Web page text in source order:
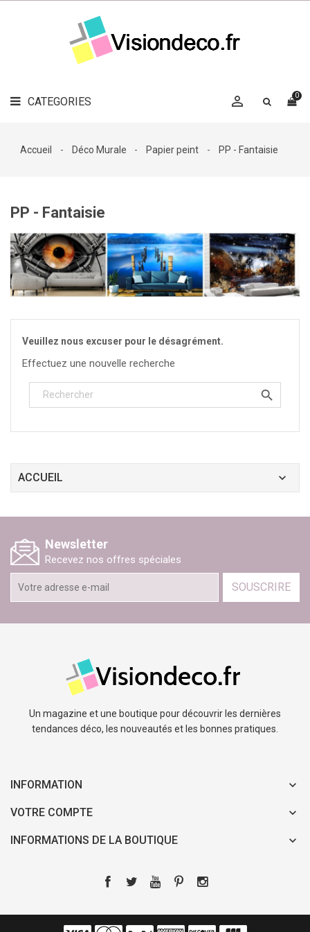
CATEGORIES 0

LE
MAG
DÉCO

ACCESSOIRES
Accueil Déco Murale Papier peint PP - Fantaisie
PP - Fantaisie
Veuillez nous excuser pour le désagrément.
Effectuez une nouvelle recherche

ACCUEIL
Newsletter
Recevez nos offres spéciales
SOUSCRIRE
Un magazine et une boutique pour découvrir les dernières
tendances déco, les nouveautés et les bonnes pratiques.
INFORMATION
VOTRE COMPTE
INFORMATIONS DE LA BOUTIQUE